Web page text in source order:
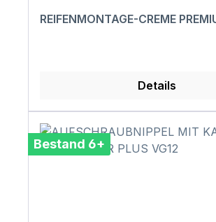
REIFENMONTAGE-CREME
Details
Bestand 6+